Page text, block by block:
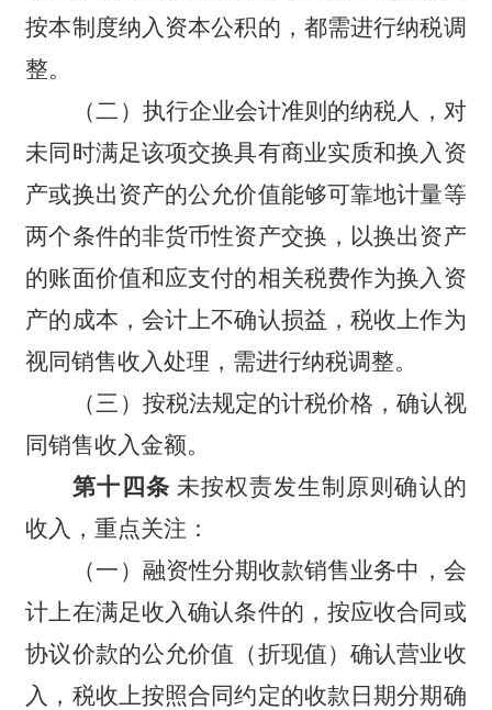
按本制度纳入资本公积的，都需进行纳税调
整。
（二）执行企业会计准则的纳税人，对
未同时满足该项交换具有商业实质和换入资
产或换出资产的公允价值能够可靠地计量等
两个条件的非货币性资产交换，以换出资产
的账面价值和应支付的相关税费作为换入资
产的成本，会计上不确认损益，税收上作为
视同销售收入处理，需进行纳税调整。
（三）按税法规定的计税价格，确认视
同销售收入金额。
第十四条 未按权责发生制原则确认的
收入，重点关注：
（一）融资性分期收款销售业务中，会
计上在满足收入确认条件的，按应收合同或
协议价款的公允价值（折现值）确认营业收
入，税收上按照合同约定的收款日期分期确